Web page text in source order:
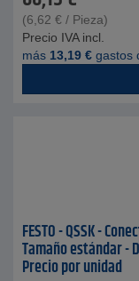
(6,62 € / Pieza)
Precio IVA incl.
más 13,19 € gastos
FESTO - QSSK -
Tamaño estándar -
Precio por unidad